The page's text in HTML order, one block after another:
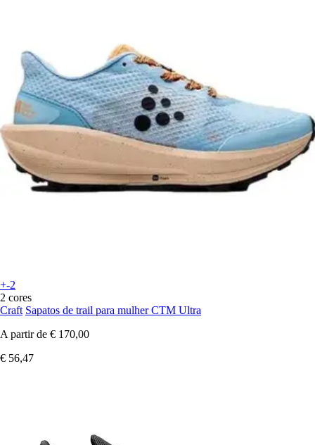
+-2
2 cores
Craft Sapatos de trail para mulher CTM Ultra
A partir de € 170,00
€ 56,47